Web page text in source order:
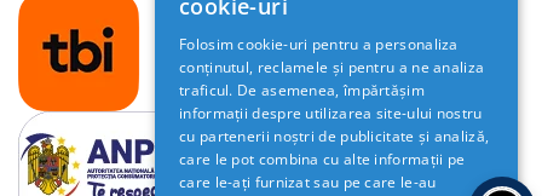
cookie-uri
Folosim cookie-uri pentru a personaliza
conținutul, reclamele și pentru a ne analiza
traficul. De asemenea, împărtășim
informații despre utilizarea site-ului nostru
cu partenerii noștri de publicitate și analiză,
care le pot combina cu alte informații pe
care le-ați furnizat sau pe care le-au